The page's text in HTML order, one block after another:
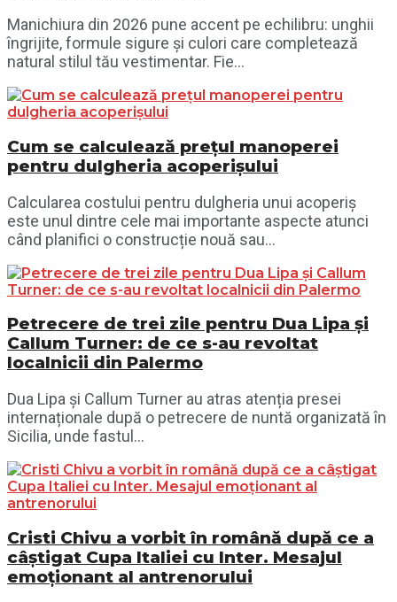
Manichiura din 2026 pune accent pe echilibru: unghii
îngrijite, formule sigure și culori care completează
natural stilul tău vestimentar. Fie...
Cum se calculează prețul manoperei
pentru dulgheria acoperișului
Calcularea costului pentru dulgheria unui acoperiș
este unul dintre cele mai importante aspecte atunci
când planifici o construcție nouă sau...
Petrecere de trei zile pentru Dua Lipa și
Callum Turner: de ce s-au revoltat
localnicii din Palermo
Dua Lipa și Callum Turner au atras atenția presei
internaționale după o petrecere de nuntă organizată în
Sicilia, unde fastul...
Cristi Chivu a vorbit în română după ce a
câștigat Cupa Italiei cu Inter. Mesajul
emoționant al antrenorului